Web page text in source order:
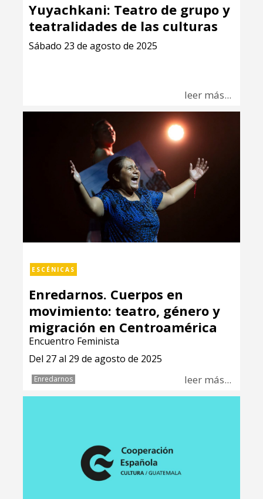
Yuyachkani: Teatro de grupo y
teatralidades de las culturas
Sábado 23 de agosto de 2025
leer más...
ESCÉNICAS
Enredarnos. Cuerpos en
movimiento: teatro, género y
migración en Centroamérica
Encuentro Feminista
Del 27 al 29 de agosto de 2025
Enredarnos leer más...